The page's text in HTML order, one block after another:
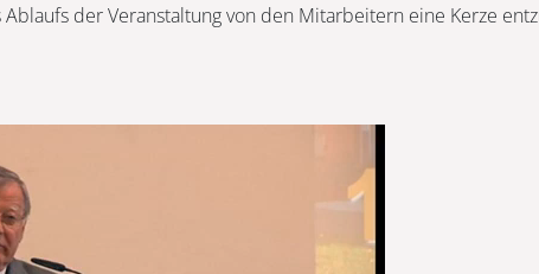
der Veranstaltung von den Mitarbeitern eine Kerze